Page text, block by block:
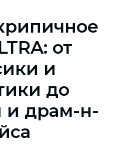
от
и
до
и драм-н-
обработку персональных